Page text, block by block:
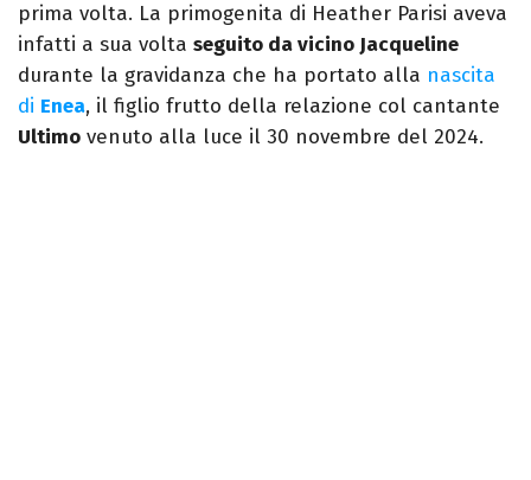
prima volta. La primogenita di Heather Parisi aveva
infatti a sua volta seguito da vicino Jacqueline
durante la gravidanza che ha portato alla nascita
di Enea, il figlio frutto della relazione col cantante
Ultimo venuto alla luce il 30 novembre del 2024.